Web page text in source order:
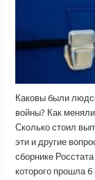
Каковы были
войны? Как
Сколько стоил
эти и другие
сборнике
которого прошла